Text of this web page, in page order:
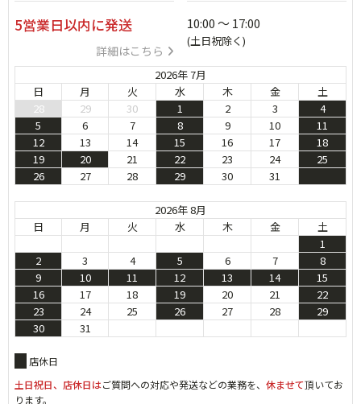
5営業日以内に発送
詳細はこちら
10:00 ～ 17:00
(土日祝除く)
2026年 7月
日
月 火 水 木 金
土
28
29 30 1 2 3
4
5
6 7 8 9 10
11
12
13 14 15 16 17
18
19
20 21 22 23 24
25
26
27 28 29 30 31
2026年 8月
日
月 火 水 木 金
土
1
2
3 4 5 6 7
8
9
10 11 12 13 14
15
16
17 18 19 20 21
22
23
24 25 26 27 28
29
30
31
店休日
土日祝日、店休日はご質問への対応や発送などの業務を、 休ませて頂いてお
ります。